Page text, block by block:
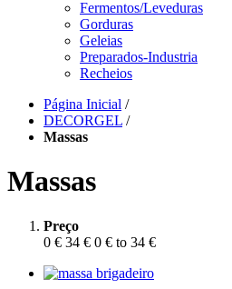
Fermentos/Leveduras
Gorduras
Geleias
Preparados-Industria
Recheios
Página Inicial /
DECORGEL /
Massas
Massas
Preço
0 € 34 € 0 € to 34 €